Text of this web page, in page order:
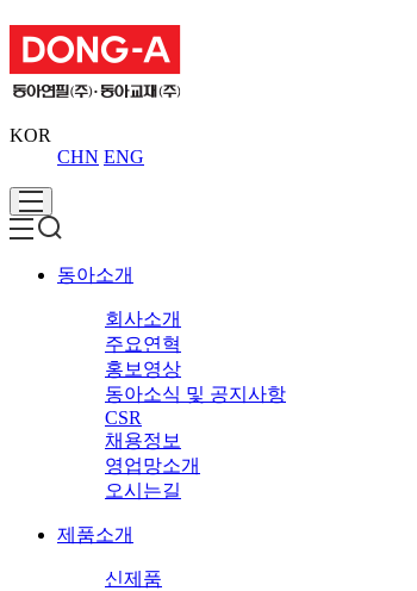
KOR
CHN ENG
동아소개
회사소개
주요연혁
홍보영상
동아소식 및 공지사항
CSR
채용정보
영업망소개
오시는길
제품소개
신제품